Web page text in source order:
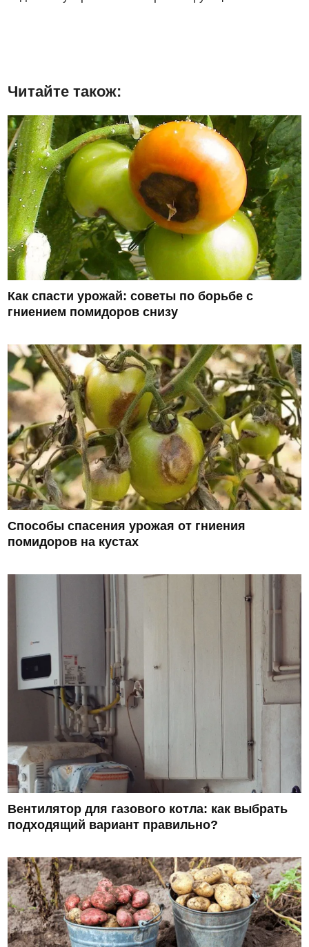
Читайте також:
Как спасти урожай: советы по борьбе с
гниением помидоров снизу
Способы спасения урожая от гниения
помидоров на кустах
Вентилятор для газового котла: как выбрать
подходящий вариант правильно?